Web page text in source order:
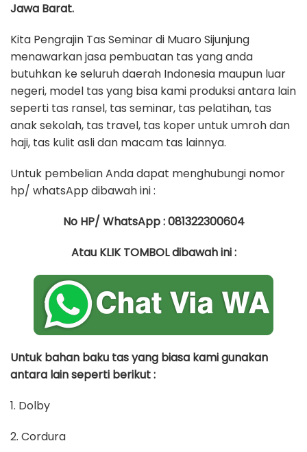
Jawa Barat.
Kita Pengrajin Tas Seminar di Muaro Sijunjung
menawarkan jasa pembuatan tas yang anda
butuhkan ke seluruh daerah Indonesia maupun luar
negeri, model tas yang bisa kami produksi antara lain
seperti tas ransel, tas seminar, tas pelatihan, tas
anak sekolah, tas travel, tas koper untuk umroh dan
haji, tas kulit asli dan macam tas lainnya.
Untuk pembelian Anda dapat menghubungi nomor
hp/ whatsApp dibawah ini :
No HP/ WhatsApp : 081322300604
Atau KLIK TOMBOL dibawah ini :
Untuk bahan baku tas yang biasa kami gunakan
antara lain seperti berikut :
1. Dolby
2. Cordura